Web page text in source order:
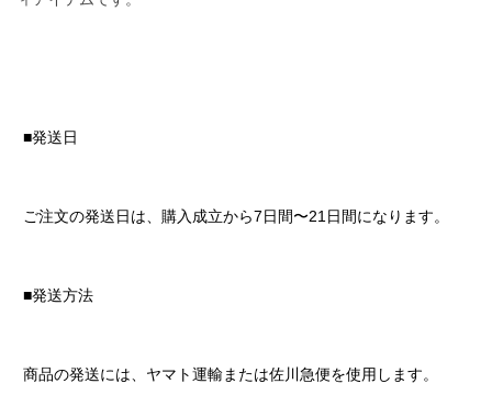
■発送日
ご注文の発送日は、購入成立から7日間〜21日間になります。
■発送方法
商品の発送には、ヤマト運輸または佐川急便を使用します。